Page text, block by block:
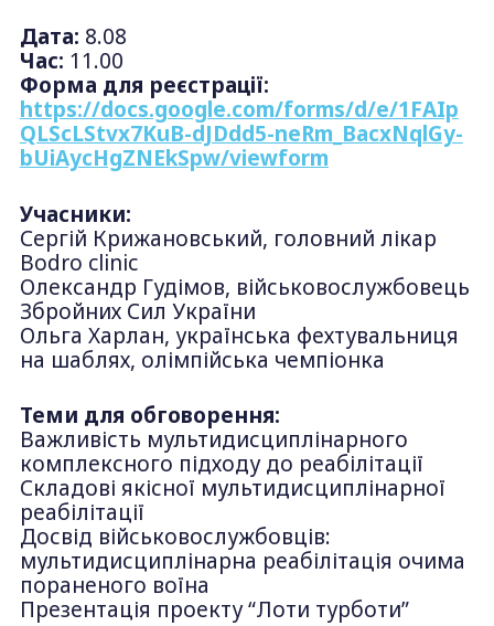
Дата: 8.08
Час: 11.00
Форма для реєстрації:
https://docs.google.com/forms/d/e/1FAIp
QLScLStvx7KuB-dJDdd5-neRm_BacxNqlGy-
bUiAycHgZNEkSpw/viewform
Учасники:
Сергій Крижановський, головний лікар
Bodro clinic
Олександр Гудімов, військовослужбовець
Збройних Сил України
Ольга Харлан, українська фехтувальниця
на шаблях, олімпійська чемпіонка
Теми для обговорення:
Важливість мультидисциплінарного
комплексного підходу до реабілітації
Складові якісної мультидисциплінарної
реабілітації
Досвід військовослужбовців:
мультидисциплінарна реабілітація очима
пораненого воїна
Презентація проекту “Лоти турботи”